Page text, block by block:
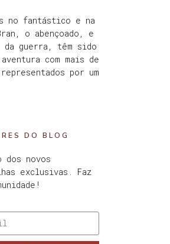
no fantástico e na
o abençoado, e
da guerra, têm sido
com mais de
representados por um
DO BLOG
dos novos
exclusivas. Faz